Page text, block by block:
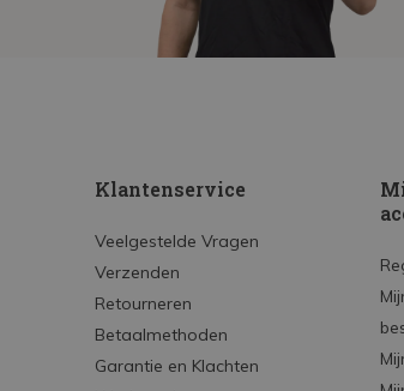
Klantenservice
Veelgestelde Vragen
Verzenden
Retourneren
Betaalmethoden
Garantie en Klachten